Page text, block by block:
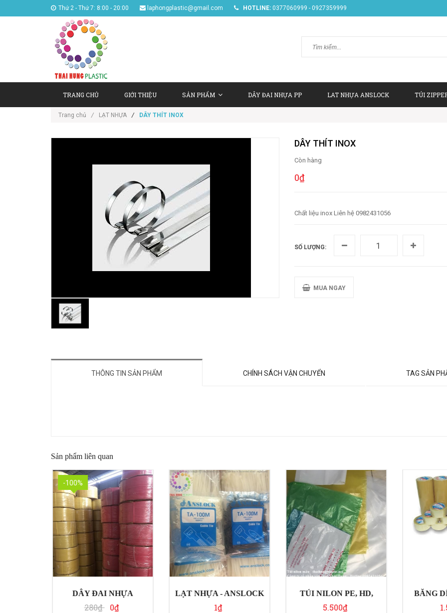
Thứ 2 - Thứ 7: 8:00 - 20:00 laphongplastic@gmail.com HOTLINE: 0377060999 - 0927359999
TRANG CHỦ GIỚI THIỆU SẢN PHẨM DÂY ĐAI NHỰA PP LAT NHỰA ANSLOCK TÚI
Trang chủ / LẠT NHỰA / DÂY THÍT INOX
DÂY THÍT INOX
Còn hàng
0₫
Chất liệu inox Liên hệ 0982431056
SỐ LƯỢNG:
MUA NGAY
THÔNG TIN SẢN PHẨM CHÍNH SÁCH VẬN CHUYỂN TAG SẢN
Sản phẩm liên quan
-100%
DÂY ĐAI NHỰA
280₫ 0₫
LẠT NHỰA - ANSLOCK
1₫
TÚI NILON PE, HD,
5.500₫
BĂNG